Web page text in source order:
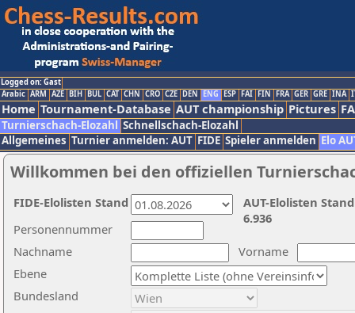
Logged on: Gast
Arabic ARM AZE BIH BUL CAT CHN CRO CZE DEN ENG ESP FAI FIN FRA GER GRE INA
Home Tournament-Database AUT championship Pictures
Turnierschach-Elozahl Schnellschach-Elozahl
Allgemeines Turnier anmelden: AUT FIDE Spieler anmelden Elo
Willkommen bei den offiziellen
Nachname
Vorname
Ebene
Personennummer
Bundesland
AUT-Elolisten
6.936
FIDE-Elolisten Stand